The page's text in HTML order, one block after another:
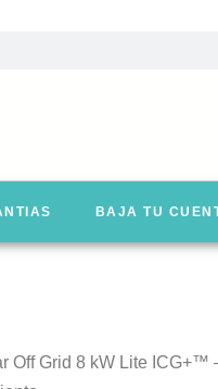
BAJA TU
Off Grid 8 kW Lite ICG+™